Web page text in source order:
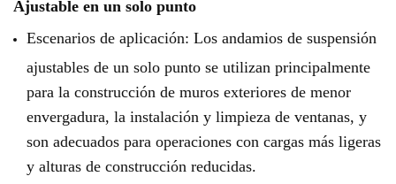
Ajustable en un solo punto
Escenarios de aplicación: Los andamios de suspensión
ajustables de un solo punto se utilizan principalmente
para la construcción de muros exteriores de menor
envergadura, la instalación y limpieza de ventanas, y
son adecuados para operaciones con cargas más ligeras
y alturas de construcción reducidas.